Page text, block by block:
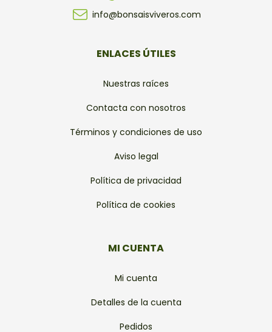
info@bonsaisviveros.com
ENLACES ÚTILES
Nuestras raíces
Contacta con nosotros
Términos y condiciones de uso
Aviso legal
Política de privacidad
Política de cookies
MI CUENTA
Mi cuenta
Detalles de la cuenta
Pedidos